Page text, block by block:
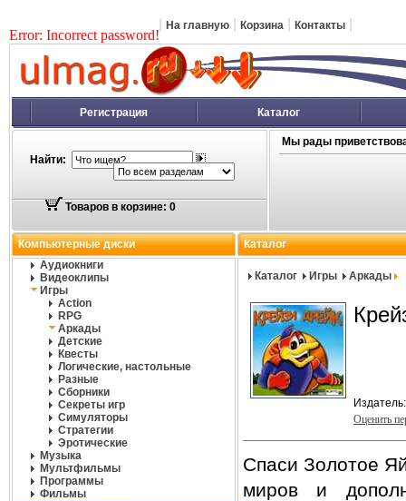
Error: Incorrect password!
На главную Корзина Контакты
Регистрация Каталог
Найти:
Товаров в корзине: 0
Мы рады
Компьютерные диски
Аудиокниги
Видеоклипы
Игры
Action
RPG
Аркады
Детские
Квесты
Логические, настольные
Разные
Сборники
Секреты игр
Симуляторы
Стратегии
Эротические
Музыка
Мультфильмы
Программы
Фильмы
Каталог
Каталог Игры Аркады
Оценить
Спаси Золотое
миров и